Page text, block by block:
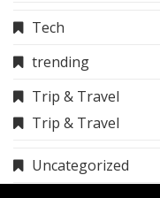
Tech
trending
Trip & Travel
Trip & Travel
Uncategorized